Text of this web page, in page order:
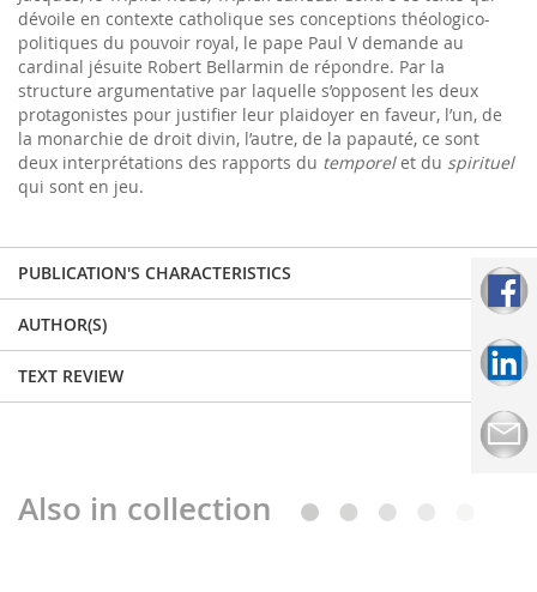
dévoile en contexte catholique ses conceptions théologico-
politiques du pouvoir royal, le pape Paul V demande au
cardinal jésuite Robert Bellarmin de répondre. Par la
structure argumentative par laquelle s’opposent les deux
protagonistes pour justifier leur plaidoyer en faveur, l’un, de
la monarchie de droit divin, l’autre, de la papauté, ce sont
deux interprétations des rapports du temporelet du spirituel
qui sont en jeu.
PUBLICATION'S CHARACTERISTICS
AUTHOR(S)
TEXT REVIEW
Also in collection